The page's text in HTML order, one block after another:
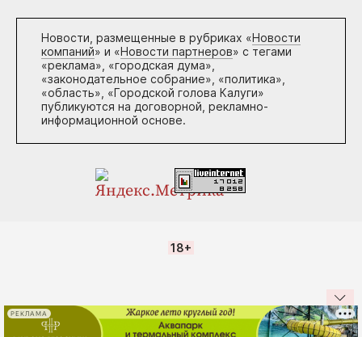
Новости, размещенные в рубриках «Новости
компаний» и «Новости партнеров» с тегами
«реклама», «городская дума»,
«законодательное собрание», «политика»,
«область», «Городской голова Калуги»
публикуются на договорной, рекламно-
информационной основе.
18+
РЕКЛАМА